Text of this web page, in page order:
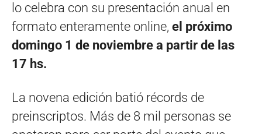
lo celebra con su presentación anual en
formato enteramente online, el próximo
domingo 1 de noviembre a partir de las
17 hs.
La novena edición batió récords de
preinscriptos. Más de 8 mil personas se